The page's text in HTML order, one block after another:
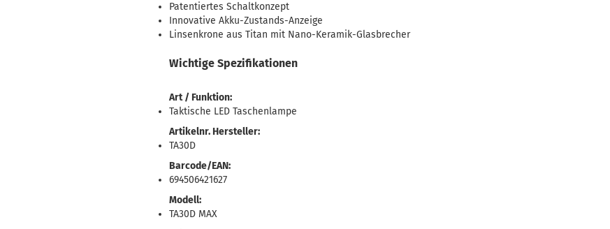
Patentiertes Schaltkonzept
Innovative Akku-Zustands-Anzeige
Linsenkrone aus Titan mit Nano-Keramik-Glasbrecher
Wichtige Spezifikationen
Art / Funktion:
Taktische LED Taschenlampe
Artikelnr. Hersteller:
TA30D
Barcode/EAN:
694506421627
Modell:
TA30D MAX